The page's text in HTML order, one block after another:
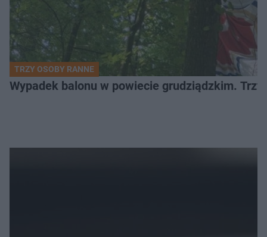
TRZY OSOBY RANNE
Wypadek balonu w powiecie grudziądzkim.